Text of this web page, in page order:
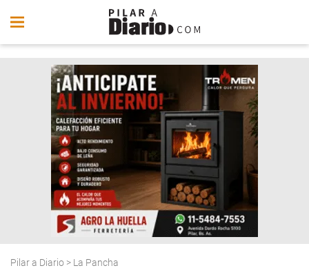
Pilar a Diario > La Pancha